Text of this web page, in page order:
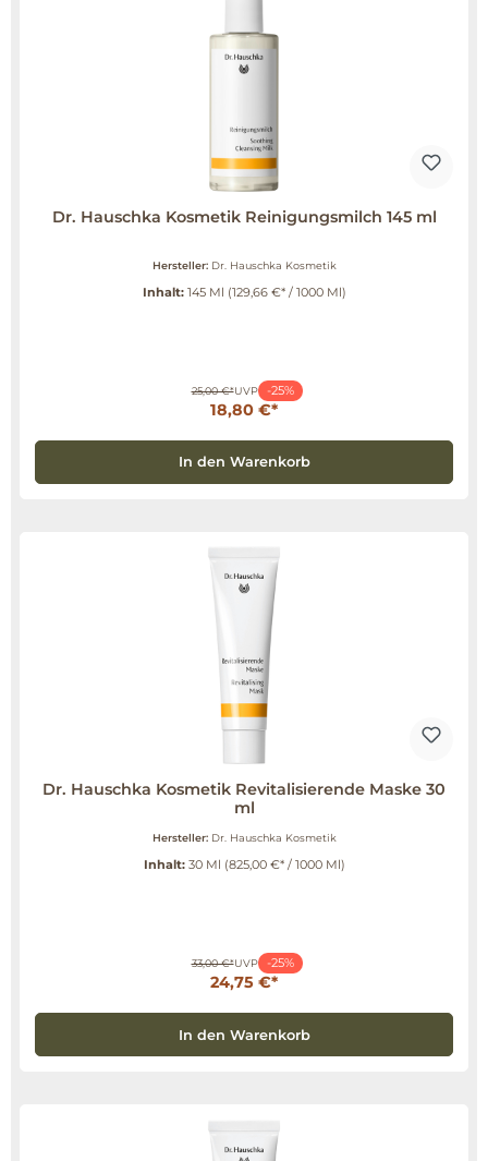
Dr. Hauschka Kosmetik Reinigungsmilch 145 ml
Hersteller: Dr. Hauschka Kosmetik
Inhalt: 145 Ml (129,66 €* / 1000 Ml)
25,00 €*UVP -25%
18,80 €*
In den Warenkorb
Dr. Hauschka Kosmetik Revitalisierende Maske 30
ml
Hersteller: Dr. Hauschka Kosmetik
Inhalt: 30 Ml (825,00 €* / 1000 Ml)
33,00 €*UVP -25%
24,75 €*
In den Warenkorb